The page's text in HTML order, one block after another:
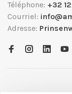
Téléphone: +32
Courriel:
Adresse: